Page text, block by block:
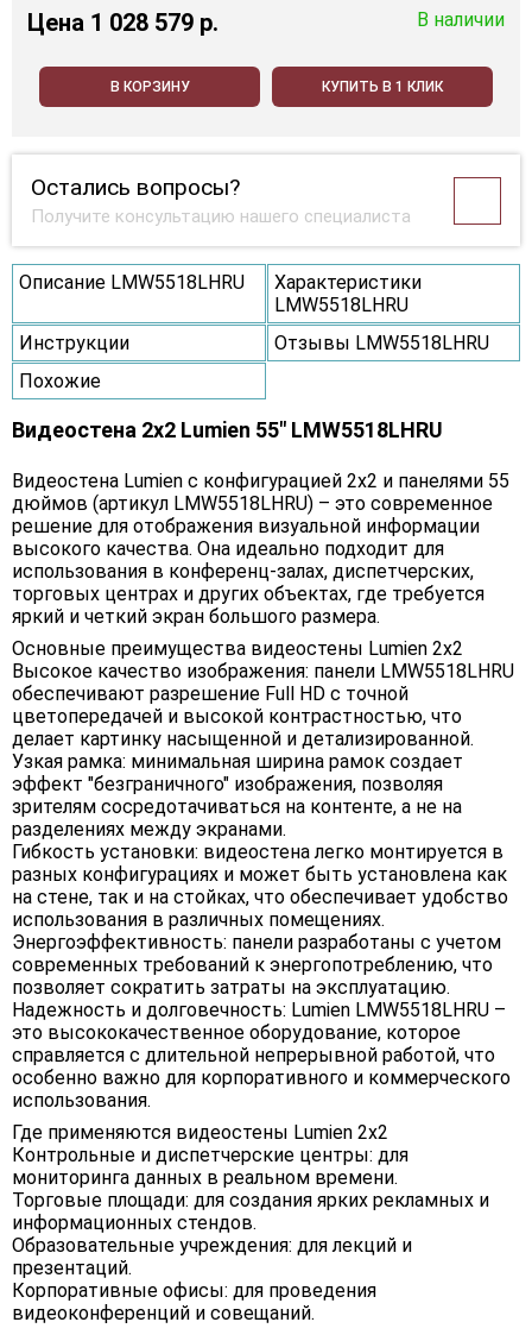
Цена 1 028 579 p. В наличии
В КОРЗИНУ КУПИТЬ В 1 КЛИК
Остались вопросы?
Получите консультацию нашего специалиста
Описание LMW5518LHRU
Характеристики
LMW5518LHRU
Инструкции
Отзывы LMW5518LHRU
Похожие
Видеостена 2x2 Lumien 55" LMW5518LHRU
Видеостена Lumien с конфигурацией 2x2 и панелями 55
дюймов (артикул LMW5518LHRU) – это современное
решение для отображения визуальной информации
высокого качества. Она идеально подходит для
использования в конференц-залах, диспетчерских,
торговых центрах и других объектах, где требуется
яркий и четкий экран большого размера.
Основные преимущества видеостены Lumien 2x2
Высокое качество изображения: панели LMW5518LHRU
обеспечивают разрешение Full HD с точной
цветопередачей и высокой контрастностью, что
делает картинку насыщенной и детализированной.
Узкая рамка: минимальная ширина рамок создает
эффект "безграничного" изображения, позволяя
зрителям сосредотачиваться на контенте, а не на
разделениях между экранами.
Гибкость установки: видеостена легко монтируется в
разных конфигурациях и может быть установлена как
на стене, так и на стойках, что обеспечивает удобство
использования в различных помещениях.
Энергоэффективность: панели разработаны с учетом
современных требований к энергопотреблению, что
позволяет сократить затраты на эксплуатацию.
Надежность и долговечность: Lumien LMW5518LHRU –
это высококачественное оборудование, которое
справляется с длительной непрерывной работой, что
особенно важно для корпоративного и коммерческого
использования.
Где применяются видеостены Lumien 2x2
Контрольные и диспетчерские центры: для
мониторинга данных в реальном времени.
Торговые площади: для создания ярких рекламных и
информационных стендов.
Образовательные учреждения: для лекций и
презентаций.
Корпоративные офисы: для проведения
видеоконференций и совещаний.